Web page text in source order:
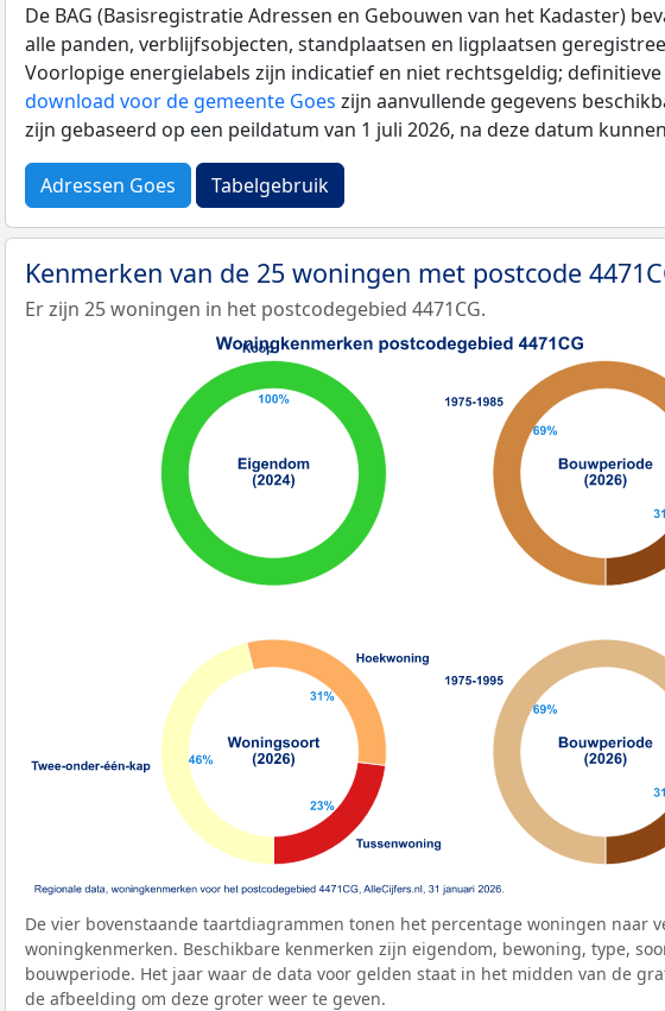
De BAG (Basisregistratie Adressen en Gebouwen van het Kadaster)
alle panden, verblijfsobjecten, standplaatsen en ligplaatsen
Voorlopige energielabels zijn indicatief en niet rechtsgeldig;
download voor de gemeente Goes zijn aanvullende gegevens
zijn gebaseerd op een peildatum van 1 juli 2026, na deze datum
Adressen Goes Tabelgebruik
Kenmerken van de 25 woningen met postcode
Er zijn 25 woningen in het postcodegebied 4471CG.
De vier bovenstaande taartdiagrammen tonen het percentage woningen naar
woningkenmerken. Beschikbare kenmerken zijn eigendom, bewoning, type,
bouwperiode. Het jaar waar de data voor gelden staat in het midden van de
de afbeelding om deze groter weer te geven.